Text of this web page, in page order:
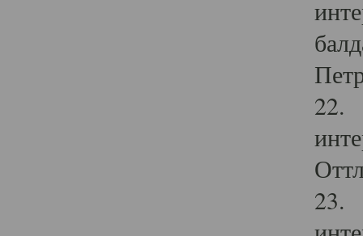
22.
23.